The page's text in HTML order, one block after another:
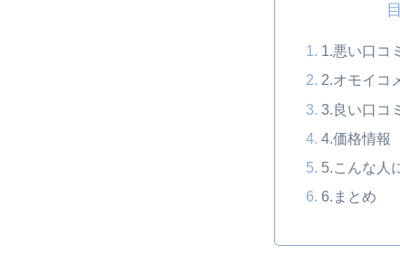
1.悪い口コ
2.オモイコ
3.良い口コ
4.価格情報
5.こんな人
6.まとめ